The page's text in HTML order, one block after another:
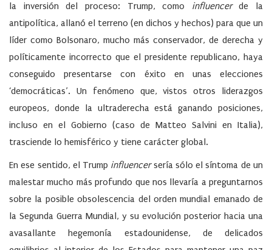
la inversión del proceso: Trump, como influencerde la
antipolítica, allanó el terreno (en dichos y hechos) para que un
líder como Bolsonaro, mucho más conservador, de derecha y
políticamente incorrecto que el presidente republicano, haya
conseguido presentarse con éxito en unas elecciones
‘democráticas’. Un fenómeno que, vistos otros liderazgos
europeos, donde la ultraderecha está ganando posiciones,
incluso en el Gobierno (caso de Matteo Salvini en Italia),
trasciende lo hemisférico y tiene carácter global.
En ese sentido, el Trump influencersería sólo el síntoma de un
malestar mucho más profundo que nos llevaría a preguntarnos
sobre la posible obsolescencia del orden mundial emanado de
la Segunda Guerra Mundial, y su evolución posterior hacia una
avasallante hegemonía estadounidense, de delicados